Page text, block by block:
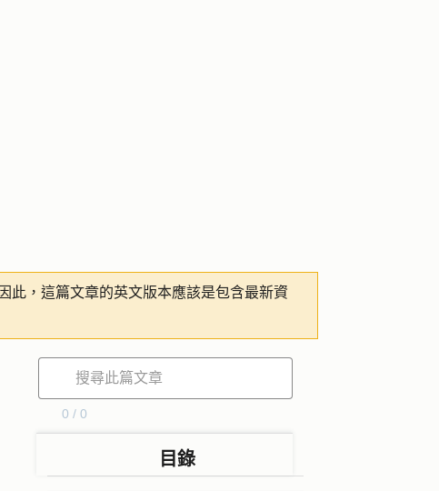
此，這篇文章的英文版本應該是包含最新資
0 / 0
目錄